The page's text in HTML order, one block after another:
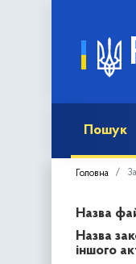
Пошук
Головна
Назва
Назва
іншого